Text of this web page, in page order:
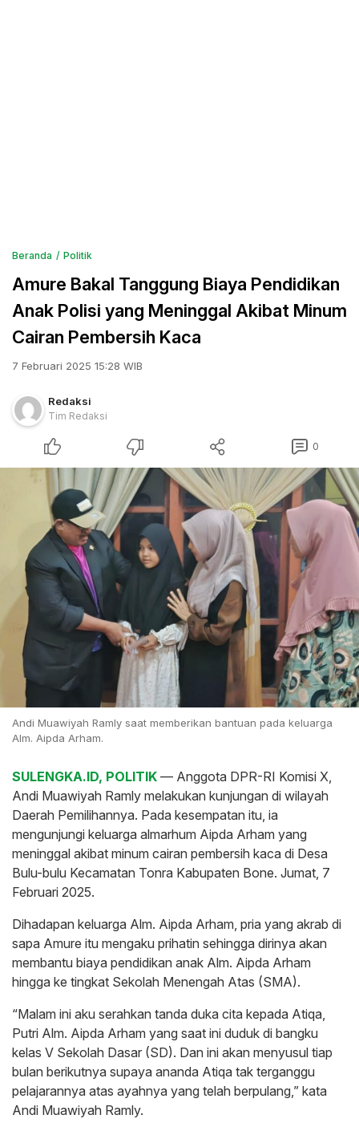
Beranda Politik
Amure Bakal Tanggung Biaya Pendidikan
Anak Polisi yang Meninggal Akibat Minum
Cairan Pembersih Kaca
7 Februari 2025 15:28 WIB
Redaksi
Tim Redaksi
0
Andi Muawiyah Ramly saat memberikan bantuan pada keluarga
Alm. Aipda Arham.
SULENGKA.ID, POLITIK — Anggota DPR-RI Komisi X,
Andi Muawiyah Ramly melakukan kunjungan di wilayah
Daerah Pemilihannya. Pada kesempatan itu, ia
mengunjungi keluarga almarhum Aipda Arham yang
meninggal akibat minum cairan pembersih kaca di Desa
Bulu-bulu Kecamatan Tonra Kabupaten Bone. Jumat, 7
Februari 2025.
Dihadapan keluarga Alm. Aipda Arham, pria yang akrab di
sapa Amure itu mengaku prihatin sehingga dirinya akan
membantu biaya pendidikan anak Alm. Aipda Arham
hingga ke tingkat Sekolah Menengah Atas (SMA).
“Malam ini aku serahkan tanda duka cita kepada Atiqa,
Putri Alm. Aipda Arham yang saat ini duduk di bangku
kelas V Sekolah Dasar (SD). Dan ini akan menyusul tiap
bulan berikutnya supaya ananda Atiqa tak terganggu
pelajarannya atas ayahnya yang telah berpulang,” kata
Andi Muawiyah Ramly.